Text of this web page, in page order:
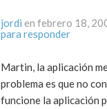
jordi
para responder
Martin, la aplicación
problema es que no
funcione la aplicación